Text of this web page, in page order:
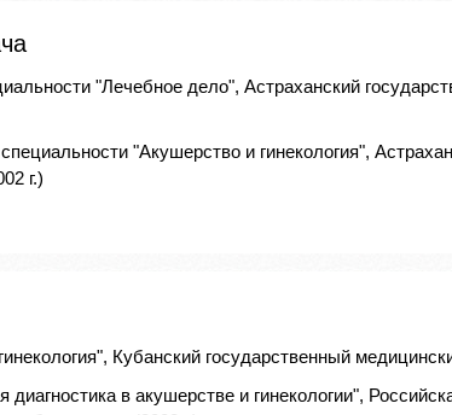
"Лечебное дело", Астраханский
"Акушерство и гинекология",
г.)
Кубанский государственный
диагностика в акушерстве и гинекологии",